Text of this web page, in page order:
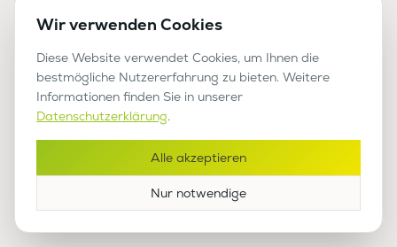
Wir verwenden Cookies
Diese Website verwendet Cookies, um Ihnen die
bestmögliche Nutzererfahrung zu bieten. Weitere
Informationen finden Sie in unserer
Datenschutzerklärung.
Alle akzeptieren
Nur notwendige